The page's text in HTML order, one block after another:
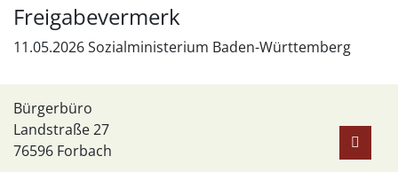
Freigabevermerk
11.05.2026 Sozialministerium Baden-Württemberg
Bürgerbüro
Landstraße 27
76596 Forbach